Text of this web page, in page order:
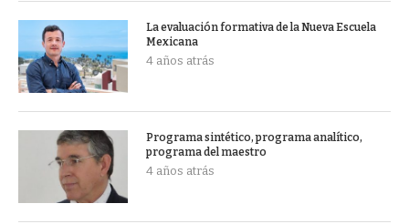
La evaluación formativa de la Nueva Escuela
Mexicana
4 años atrás
Programa sintético, programa analítico,
programa del maestro
4 años atrás